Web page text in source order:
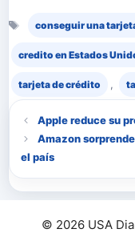
conseguir una
credito en Estados
tarjeta de crédito ,
Apple reduce su
Amazon
el país
© 2026 USA